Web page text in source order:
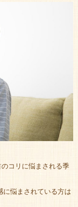
コリに悩まされる季
に悩まされている方は